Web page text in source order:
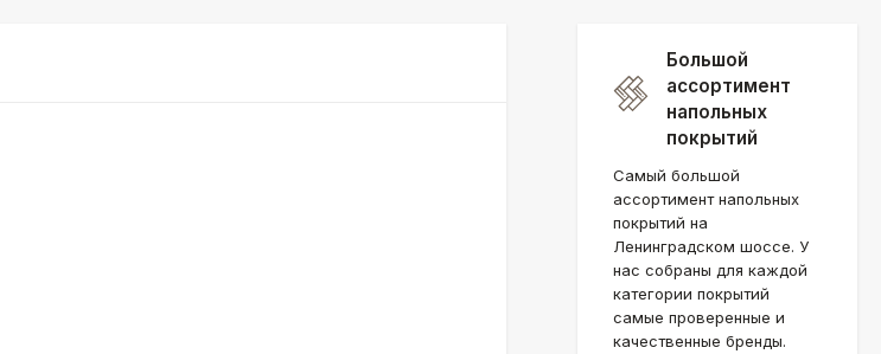
Большой
ассортимент
напольных
покрытий
Самый большой
ассортимент напольных
покрытий на
Ленинградском шоссе. У
нас собраны для каждой
категории покрытий
самые проверенные и
качественные бренды.